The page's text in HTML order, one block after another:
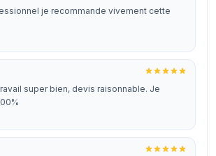
je recommande vivement cette
super bien, devis raisonnable. Je